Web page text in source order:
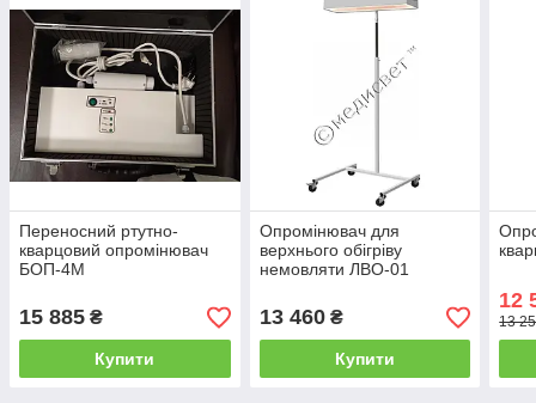
Переносний ртутно-
кварцовий опромінювач
БОП-4М
15 885 ₴
Купити
Опромінювач для
верхнього обігріву
немовляти ЛВО-01
13 460₴
Купити
12
13